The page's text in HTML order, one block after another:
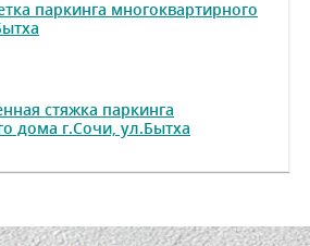
паркинга многоквартирного
стяжка паркинга
дома г.Сочи, ул.Бытха